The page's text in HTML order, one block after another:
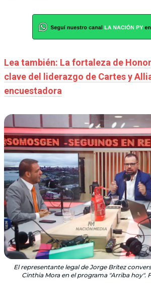
Lea también: La fortaleza de
clave del liderazgo de Cartes y
encuestadora
El representante legal de Jorge Brítez
Cinthia Mora en el programa "Arriba hoy".